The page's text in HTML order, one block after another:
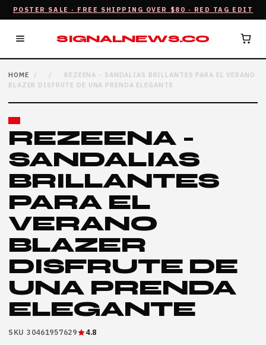
POSTER SALE · FREE SHIPPING OVER $80 · RED TAG EDIT
SIGNALNEWS.CO
HOME / /
REZEENA - SANDALIAS BRILLANTES PARA EL VERANO
BLAZER DISFRUTE DE UNA PRENDA ELEGANTE
REZEENA -
SANDALIAS
BRILLANTES
PARA EL
VERANO
BLAZER
DISFRUTE DE
UNA PRENDA
ELEGANTE
SKU 30461957629 4.8